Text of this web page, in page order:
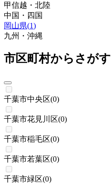
甲信越・北陸
中国・四国
岡山県(1)
九州・沖縄
市区町村からさがす
千葉市中央区(0)
千葉市花見川区(0)
千葉市稲毛区(0)
千葉市若葉区(0)
千葉市緑区(0)